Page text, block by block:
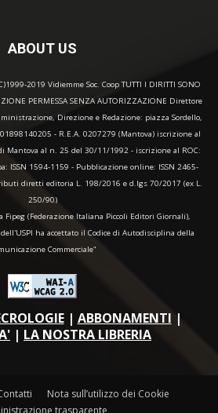
ABOUT US
2019 Vidiemme Soc. Coop TUTTI I DIRITTI SONO
PERMESSA SENZA AUTORIZZAZIONE Direttore
Direzione e Redazione: piazza Sordello,
- R.E.A. 0207279 (Mantova) iscrizione al
Mantova al n. 25 del 30/11/1992 - iscrizione al ROC:
ISSN 1594-1159 - Pubblicazione online: ISSN 2465-
diretti editoria L. 198/2016 e d.lgs 70/2017 (ex L.
250/90)
Fipeg (Federazione Italiana Piccoli Editori Giornali),
ha accettato il Codice di Autodisciplina della
Commerciale"
| ABBONAMENTI |
| LA NOSTRA LIBRERIA
Nota sull’utilizzo dei Cookie